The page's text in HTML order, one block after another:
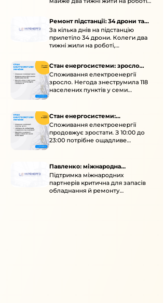
Ремонт підстанції: 34 дрони та
окупація
За кілька днів на підстанцію
прилетіло 34 дрони. Колеги два
тижні жили на роботі,
Стан енергосистеми: зросло
споживання через негоду
Споживання електроенергії
зросло. Негода знеструмила 118
населених пунктів у семи
областях. Обмежте
електроприладами 10:00–23:00.
Стан енергосистеми:
споживання зростає
Споживання електроенергії
продовжує зростати. З 10:00 до
23:00 потрібне ощадливе
енергоспоживання, а
перенести на нічні години.
Павленко: міжнародна
підтримка для стійкості
енергосистеми
Підтримка міжнародних
партнерів критична для запасів
обладнання й ремонту